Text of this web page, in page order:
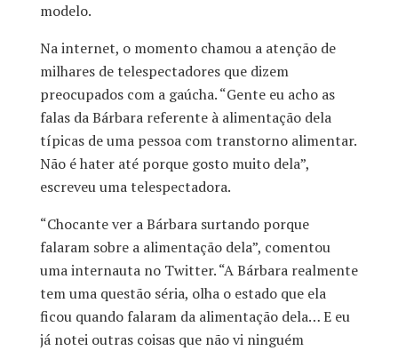
modelo.
Na internet, o momento chamou a atenção de
milhares de telespectadores que dizem
preocupados com a gaúcha. “Gente eu acho as
falas da Bárbara referente à alimentação dela
típicas de uma pessoa com transtorno alimentar.
Não é hater até porque gosto muito dela”,
escreveu uma telespectadora.
“Chocante ver a Bárbara surtando porque
falaram sobre a alimentação dela”, comentou
uma internauta no Twitter. “A Bárbara realmente
tem uma questão séria, olha o estado que ela
ficou quando falaram da alimentação dela… E eu
já notei outras coisas que não vi ninguém